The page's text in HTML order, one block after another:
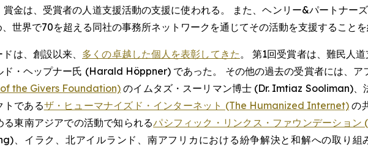
金は、受賞者の人道支援活動の支援に使われる。 また、ヘンリー&パートナー
世界で70を超える同社の事務所ネットワークを通じてその活動を支援することを
は、創設以来、 多くの卓越した個人を表彰してきた。 第1回受賞者は、難民人
ド・ヘップナー氏 (Harald Höppner) であった。 その他の過去の受賞者には、ア
the Givers Foundation) のイムタズ・スーリマン博士 (Dr. Imtiaz Sooliman)、
トであるザ・ヒューマナイズド・インターネット (The Humanized Internet) の
東南アジアでの活動で知られるパシフィック・リンクス・ファウンデーショ
、イラク、北アイルランド、南アフリカにおける紛争解決と和解への取り組